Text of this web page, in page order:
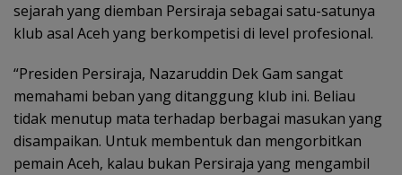
sejarah yang diemban Persiraja sebagai satu-satunya
klub asal Aceh yang berkompetisi di level profesional.
“Presiden Persiraja, Nazaruddin Dek Gam sangat
memahami beban yang ditanggung klub ini. Beliau
tidak menutup mata terhadap berbagai masukan yang
disampaikan. Untuk membentuk dan mengorbitkan
pemain Aceh, kalau bukan Persiraja yang mengambil